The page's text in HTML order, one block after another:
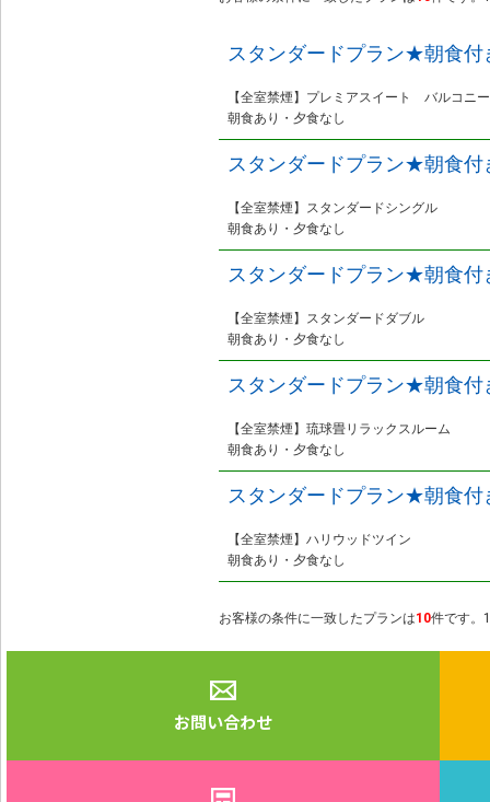
スタンダードプラン★朝食
【全室禁煙】プレミアスイート バルコニ
朝食あり・夕食なし
スタンダードプラン★朝食
【全室禁煙】スタンダードシングル
朝食あり・夕食なし
スタンダードプラン★朝食
【全室禁煙】スタンダードダブル
朝食あり・夕食なし
スタンダードプラン★朝食
【全室禁煙】琉球畳リラックスルーム
朝食あり・夕食なし
スタンダードプラン★朝食
【全室禁煙】ハリウッドツイン
朝食あり・夕食なし
お客様の条件に一致したプランは10件です。
お問い合わせ